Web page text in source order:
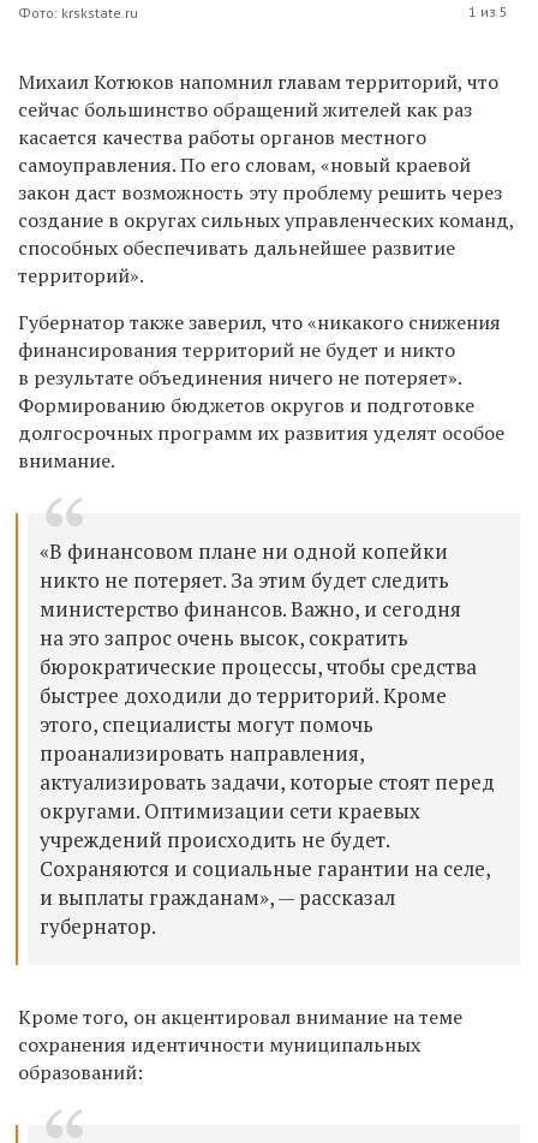
Фото: krskstate.ru 1 из 5
Михаил Котюков напомнил главам территорий, что
сейчас большинство обращений жителей как раз
касается качества работы органов местного
самоуправления. По его словам, «новый краевой
закон даст возможность эту проблему решить через
создание в округах сильных управленческих команд,
способных обеспечивать дальнейшее развитие
территорий».
Губернатор также заверил, что «никакого снижения
финансирования территорий не будет и никто
в результате объединения ничего не потеряет».
Формированию бюджетов округов и подготовке
долгосрочных программ их развития уделят особое
внимание.
«В финансовом плане ни одной копейки
никто не потеряет. За этим будет следить
министерство финансов. Важно, и сегодня
на это запрос очень высок, сократить
бюрократические процессы, чтобы средства
быстрее доходили до территорий. Кроме
этого, специалисты могут помочь
проанализировать направления,
актуализировать задачи, которые стоят перед
округами. Оптимизации сети краевых
учреждений происходить не будет.
Сохраняются и социальные гарантии на селе,
и выплаты гражданам», — рассказал
губернатор.
Кроме того, он акцентировал внимание на теме
сохранения идентичности муниципальных
образований: